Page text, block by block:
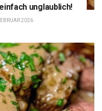
unglaublich!
2026